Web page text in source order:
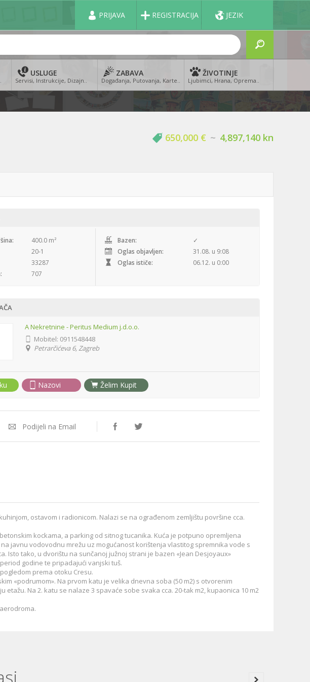
PRIJAVA REGISTRACIJA JEZIK
USLUGE
Servisi, Instrukcije, Dizajn..
ZABAVA
Događanja, Putovanja, Karte..
ŽIVOTINJE
Ljubimci, Hrana, Oprema..
650,000 € ~ 4,897,140 kn
400.0 m²
20-1
33287
707
Bazen:
✓
Oglas objavljen:
31.08. u 9:08
Oglas ističe:
06.12. u 0:00
A Nekretnine - Peritus Medium j.d.o.o.
Mobitel: 0911548448
Petrarčićeva 6, Zagreb
Nazovi Želim Kupit
Podijeli na Email
ostavom i radionicom. Nalazi se na ograđenom zemljištu površine cca.
kockama, a parking od sitnog tucanika. Kuća je potpuno opremljena
javnu vodovodnu mrežu uz mogućanost korištenja vlastitog spremnika vode s
Isto tako, u dvorištu na sunčanoj južnoj strani je bazen «Jean Desjoyaux»
godine te pripadajući vanjski tuš.
prema otoku Cresu.
«podrumom». Na prvom katu je velika dnevna soba (50 m2) s otvorenim
Na 2. katu se nalaze 3 spavaće sobe svaka cca. 20-tak m2, kupaonica 10 m2